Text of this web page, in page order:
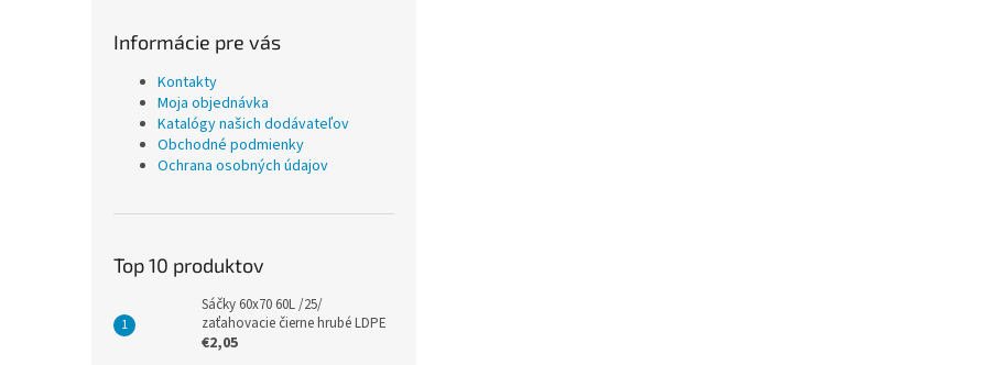
Informácie pre vás
Kontakty
Moja objednávka
Katalógy našich dodávateľov
Obchodné podmienky
Ochrana osobných údajov
Top 10 produktov
Sáčky 60x70 60L /25/
zaťahovacie čierne hrubé LDPE
€2,05